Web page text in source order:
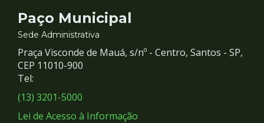
Contato
e
Redes
Sociais
Paço Municipal
Sede Administrativa
Praça Visconde de Mauá, s/nº - Centro, Santos - SP,
CEP 11010-900
Tel:
(13) 3201-5000
Lei de Acesso à Informação